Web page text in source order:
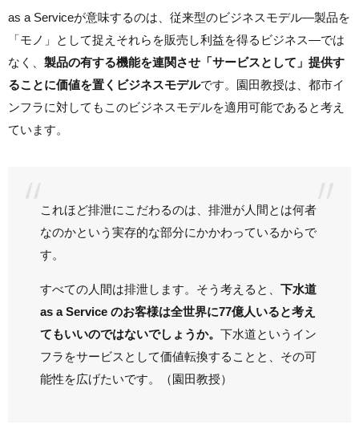
as a Serviceが意味するのは、従来型のビジネスモデル―製品を
「モノ」として捉えそれらを販売し利益を得るビジネス―では
なく、 製品の有する機能を連関させ「サービスとして」提供す
ることに価値を置くビジネスモデルです。園田教授は、都市イ
ンフラに対してもこのビジネスモデルを適用可能であると考え
ています。
これほど排泄にこだわるのは、排泄が人間とは何者
なのかという実存的な部分にかかわっているからで
す。
すべての人間は排泄します。そう考えると、 下水道
as a Service のお客様は全世界に77億人いると考え
てもいいのではないでしょうか。 下水道というイン
フラをサービスとして価値転換することと、その可
能性を広げたいです。（園田教授）